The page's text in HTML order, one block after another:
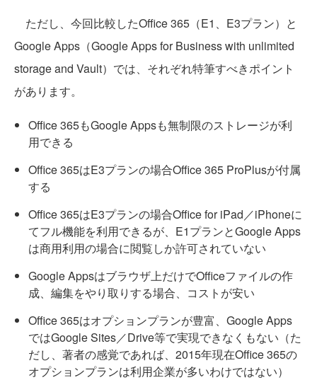
ただし、今回比較したOffice 365（E1、E3プラン）と
Google Apps（Google Apps for Business with unlimited
storage and Vault）では、それぞれ特筆すべきポイント
があります。
Office 365もGoogle Appsも無制限のストレージが利
用できる
Office 365はE3プランの場合Office 365 ProPlusが付属
する
Office 365はE3プランの場合Office for iPad／iPhoneに
てフル機能を利用できるが、E1プランとGoogle Apps
は商用利用の場合に閲覧しか許可されていない
Google Appsはブラウザ上だけでOfficeファイルの作
成、編集をやり取りする場合、コストが安い
Office 365はオプションプランが豊富、Google Apps
ではGoogle Sites／Drive等で実現できなくもない（た
だし、著者の感覚であれば、2015年現在Office 365の
オプションプランは利用企業が多いわけではない）